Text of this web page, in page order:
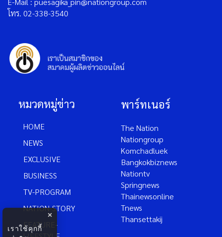
โทร. 02-338-3540
หมวดหมู่ข่าว
HOME
NEWS
EXCLUSIVE
BUSINESS
TV-PROGRAM
NATION-STORY
FEATURE-
พาร์ทเนอร์
The Nation
Nationgroup
Komchadluek
Bangkokbiznews
Nationtv
Springnews
Thainewsonline
Tnews
Thansettakij
×
เราใช้คุกกี้